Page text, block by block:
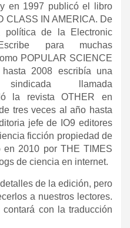
en 1997 publicó el libro
CLASS IN AMERICA. De
de la Electronic
para muchas
POPULAR SCIENCE
2008 escribía una
llamada
la revista OTHER en
tres veces al año hasta
jefe de IO9 editores
ficción propiedad de
en 2010 por THE TIMES
de ciencia en internet.
de la edición, pero
a nuestros lectores.
con la traducción